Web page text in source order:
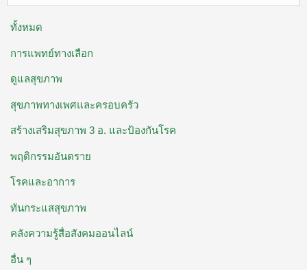
ทั้งหมด
การแพทย์ทางเลือก
ดูแลสุขภาพ
สุขภาพทางเพศและครอบครัว
สร้างเสริมสุขภาพ 3 อ. ​และป้องกันโรค
พฤติกรรมอันตราย
โรคและอาการ
ทันกระแสสุขภาพ
คลังความรู้สื่อสังคมออนไลน์
อื่น ๆ